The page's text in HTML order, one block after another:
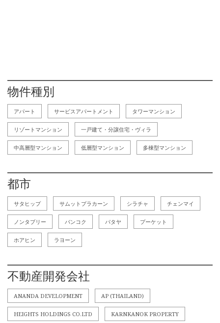
物件種別
アパート サービスアパートメント タワーマンション
リゾートマンション 一戸建て・分譲住宅・ヴィラ
中高層型マンション 低層型マンション 多棟型マンション
都市
サタヒップ サムットプラカーン シラチャ チェンマイ
ノンタブリー バンコク パタヤ プーケット
ホアヒン ラヨーン
不動産開発会社
ANANDA DEVELOPMENT AP (THAILAND)
HEIGHTS HOLDINGS CO.LTD KARNKANOK PROPERTY